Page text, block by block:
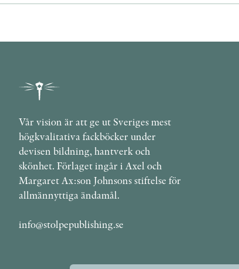
Vår vision är att ge ut Sveriges mest
högkvalitativa fackböcker under
devisen bildning, hantverk och
skönhet. Förlaget ingår i Axel och
Margaret Ax:son Johnsons stiftelse för
allmännyttiga ändamål.
info@stolpepublishing.se